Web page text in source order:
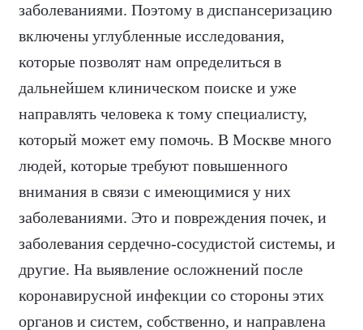
заболеваниями. Поэтому в диспансеризацию
включены углубленные исследования,
которые позволят нам определиться в
дальнейшем клиническом поиске и уже
направлять человека к тому специалисту,
который может ему помочь. В Москве много
людей, которые требуют повышенного
внимания в связи с имеющимися у них
заболеваниями. Это и повреждения почек, и
заболевания сердечно-сосудистой системы, и
другие. На выявление осложнений после
коронавирусной инфекции со стороны этих
органов и систем, собственно, и направлена